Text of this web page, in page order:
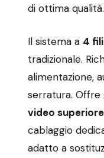
di ottima qualità.
Il sistema a 4 fili
tradizionale.
alimentazione,
serratura.
video superiore
cablaggio
adatto a